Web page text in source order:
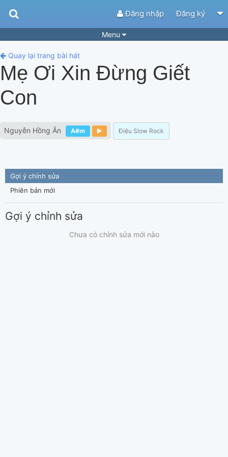
Đăng nhập Đăng ký
Menu
Bài hát
Playlist Hợp âm
Yêu cầu hợp âm Thành Viên
Tắt quảng cáo
Quay lại trang bài hát
Mẹ Ơi Xin Đừng Giết
Con
Nguyễn Hồng Ân A#m Điệu Slow Rock
Gợi ý chỉnh sửa
Phiên bản mới
Gợi ý chỉnh sửa
Chưa có chỉnh sửa mới nào